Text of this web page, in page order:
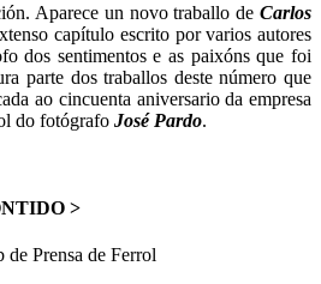
Aparece un novo traballo de Carlos
capítulo escrito por varios autores
dos sentimentos e as paixóns que foi
parte dos traballos deste número que
ao cincuenta aniversario da empresa
do fotógrafo José Pardo.
>